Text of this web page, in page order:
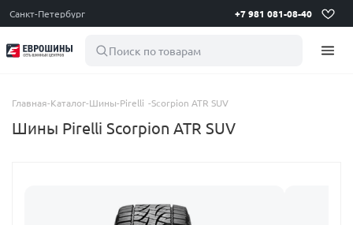
Санкт-Петербург +7 981 081-08-40
Поиск по товарам
Главная-Каталог-Шины-Pirelli -Scorpion ATR SUV
Шины Pirelli Scorpion ATR SUV